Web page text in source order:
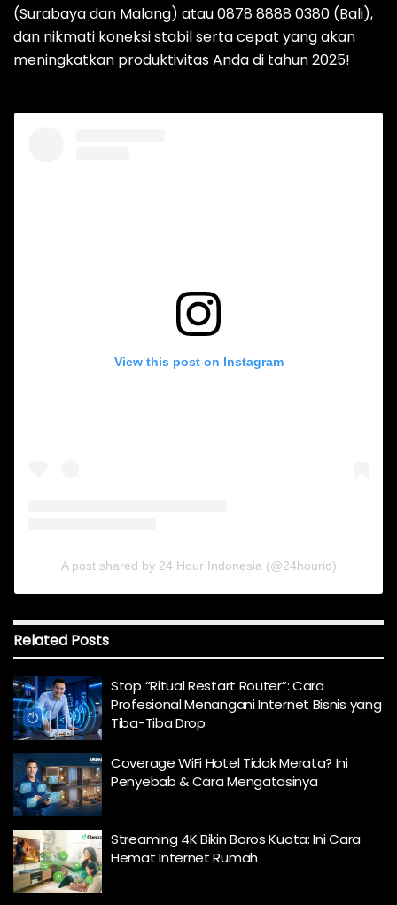
(Surabaya dan Malang) atau 0878 8888 0380 (Bali),
dan nikmati koneksi stabil serta cepat yang akan
meningkatkan produktivitas Anda di tahun 2025!
View this post on Instagram
A post shared by 24 Hour Indonesia (@24hourid)
Related Posts
Stop “Ritual Restart Router”: Cara
Profesional Menangani Internet Bisnis yang
Tiba-Tiba Drop
Coverage WiFi Hotel Tidak Merata? Ini
Penyebab & Cara Mengatasinya
Streaming 4K Bikin Boros Kuota: Ini Cara
Hemat Internet Rumah